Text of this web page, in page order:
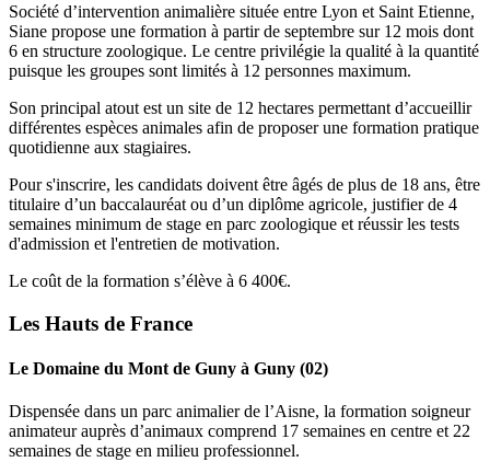
Société d’intervention animalière située entre Lyon et Saint Etienne,
Siane propose une formation à partir de septembre sur 12 mois dont
6 en structure zoologique. Le centre privilégie la qualité à la quantité
puisque les groupes sont limités à 12 personnes maximum.
Son principal atout est un site de 12 hectares permettant d’accueillir
différentes espèces animales afin de proposer une formation pratique
quotidienne aux stagiaires.
Pour s'inscrire, les candidats doivent être âgés de plus de 18 ans, être
titulaire d’un baccalauréat ou d’un diplôme agricole, justifier de 4
semaines minimum de stage en parc zoologique et réussir les tests
d'admission et l'entretien de motivation.
Le coût de la formation s’élève à 6 400€.
Les Hauts de France
Le Domaine du Mont de Guny à Guny (02)
Dispensée dans un parc animalier de l’Aisne, la formation soigneur
animateur auprès d’animaux comprend 17 semaines en centre et 22
semaines de stage en milieu professionnel.